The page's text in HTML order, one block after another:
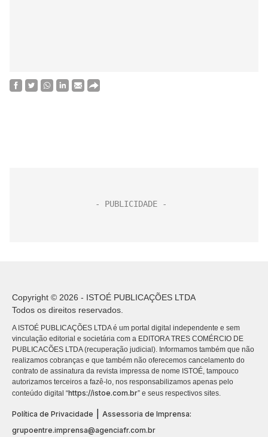
Copyright © 2026 - ISTOÉ PUBLICAÇÕES LTDA
Todos os direitos reservados.
A ISTOÉ PUBLICAÇÕES LTDA é um portal digital independente e sem
vinculação editorial e societária com a EDITORA TRES COMÉRCIO DE
PUBLICACÕES LTDA (recuperação judicial). Informamos também que não
realizamos cobranças e que também não oferecemos cancelamento do
contrato de assinatura da revista impressa de nome ISTOÉ, tampouco
autorizamos terceiros a fazê-lo, nos responsabilizamos apenas pelo
conteúdo digital “https://istoe.com.br” e seus respectivos sites.
Política de Privacidade
Assessoria de Imprensa:
grupoentre.imprensa@agenciafr.com.br